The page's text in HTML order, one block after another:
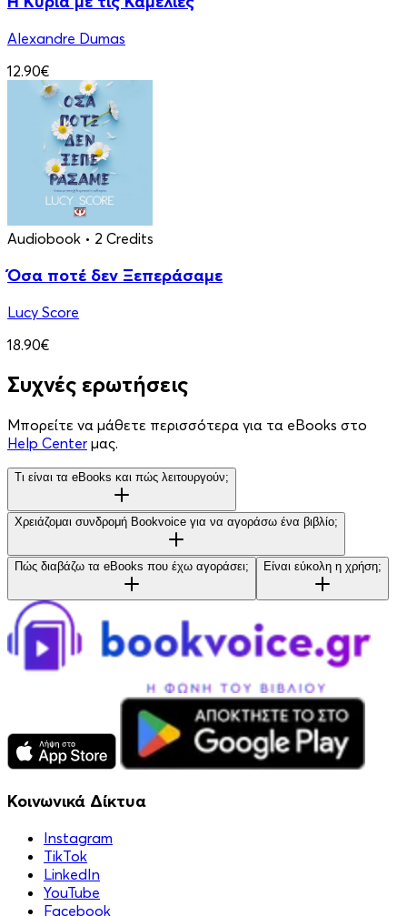
Alexandre Dumas
12.90€
Audiobook • 2 Credits
Όσα ποτέ δεν Ξεπεράσαμε
Lucy Score
18.90€
Συχνές ερωτήσεις
Μπορείτε να μάθετε περισσότερα για τα eBooks στο
Help Center μας.
Τι είναι τα eBooks και πώς λειτουργούν;
Χρειάζομαι συνδρομή Bookvoice για να αγοράσω ένα βιβλίο;
Πώς διαβάζω τα eBooks που έχω αγοράσει; Είναι εύκολη η χρήση;
Κοινωνικά Δίκτυα
Instagram
TikTok
LinkedIn
YouTube
Facebook